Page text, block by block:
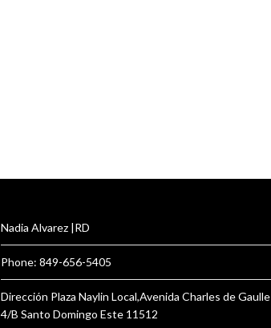
Nadia Alvarez |RD
Phone: 849-656-5405
Dirección Plaza Naylin Local,Avenida Charles de Gaulle
4/B Santo Domingo Este 11512